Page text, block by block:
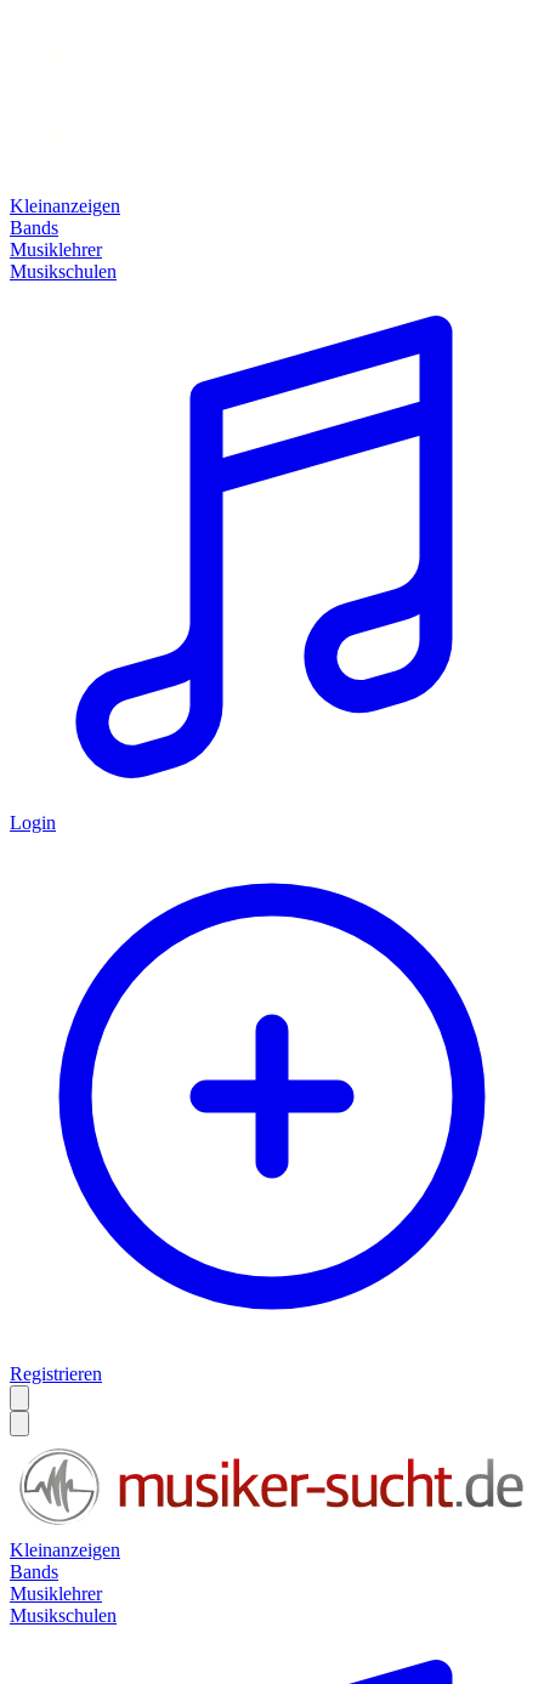
Kleinanzeigen
Bands
Musiklehrer
Musikschulen
Login
Registrieren
Kleinanzeigen
Bands
Musiklehrer
Musikschulen